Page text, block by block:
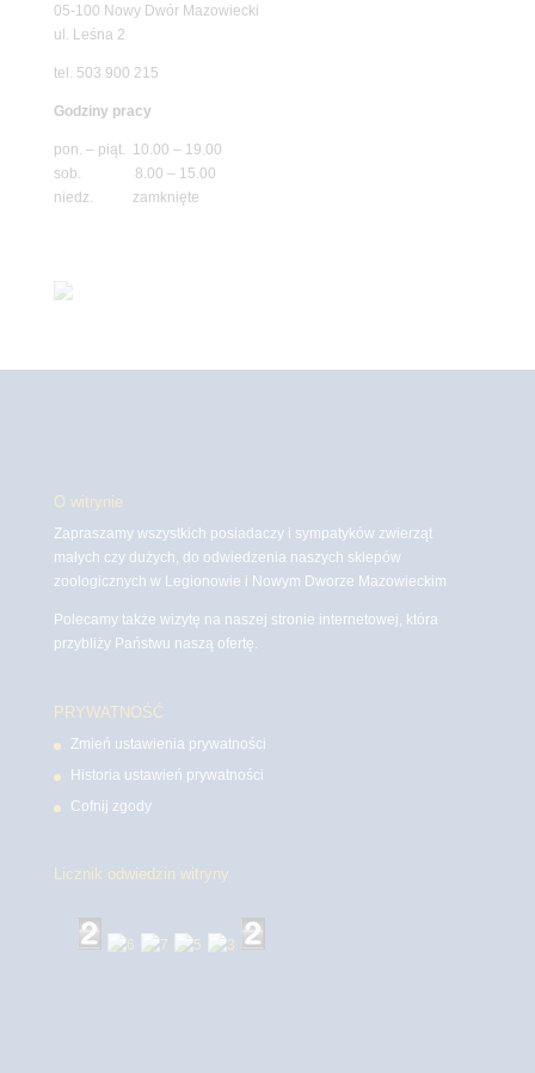
05-100 Nowy Dwór Mazowiecki
ul. Leśna 2
tel. 503 900 215
Godziny pracy
pon. – piąt. 10.00 – 19.00
sob. 8.00 – 15.00
niedz. zamknięte
O witrynie
Zapraszamy wszystkich posiadaczy i sympatyków zwierząt
małych czy dużych, do odwiedzenia naszych sklepów
zoologicznych w Legionowie i Nowym Dworze Mazowieckim
Polecamy także wizytę na naszej stronie internetowej, która
przybliży Państwu naszą ofertę.
PRYWATNOŚĆ
Zmień ustawienia prywatności
Historia ustawień prywatności
Cofnij zgody
Licznik odwiedzin witryny